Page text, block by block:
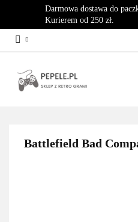
Darmowa dostawa do
Kurierem od 250 zł.
Battlefield Bad